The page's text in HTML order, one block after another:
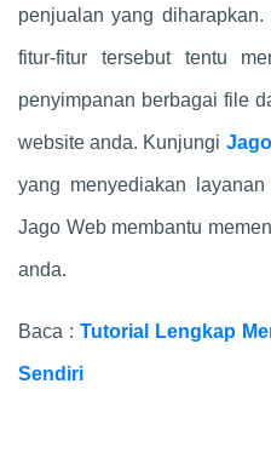
penjualan yang
fitur-fitur tersebut tentu
penyimpanan berbagai file
website anda. Kunjungi
yang menyediakan layanan
Jago Web membantu
anda.
Baca : Tutorial Lengkap
Sendiri